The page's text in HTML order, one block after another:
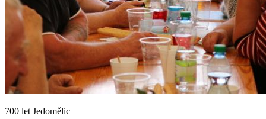
700 let Jedomělic